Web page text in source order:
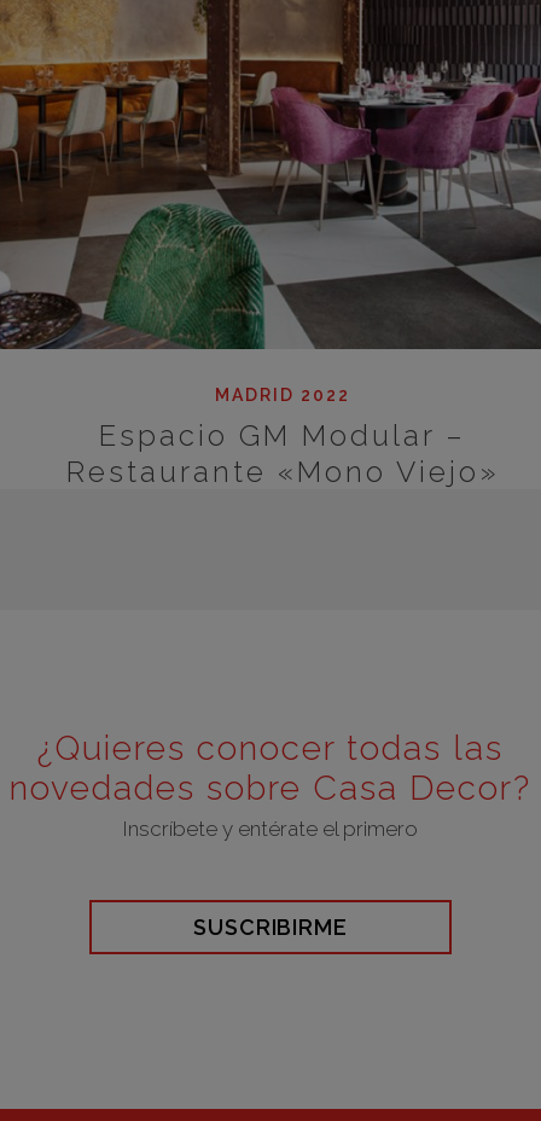
MADRID 2022
Espacio GM Modular –
Restaurante «Mono Viejo»
¿Quieres conocer todas las
novedades sobre Casa Decor?
Inscríbete y entérate el primero
SUSCRIBIRME